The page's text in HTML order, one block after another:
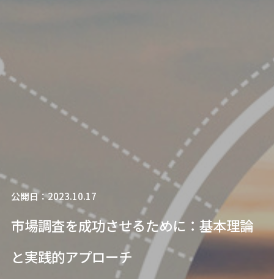
公開日：2023.10.17
市場調査を成功させるために：基本理論
と実践的アプローチ